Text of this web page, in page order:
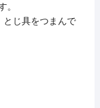
。
とじ具をつまんで